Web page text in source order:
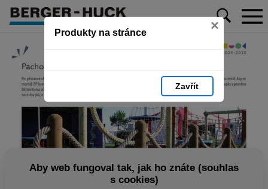
Produkty na stránce ×
Zavřít
Aby web fungoval tak, jak ho znáte (souhlas
s cookies)